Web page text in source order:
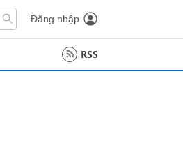
Đăng nhập
RSS